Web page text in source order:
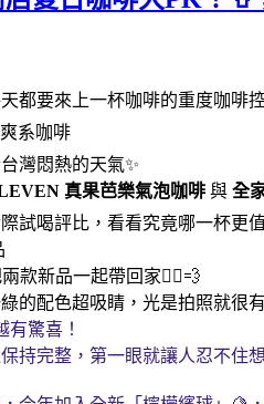
都要來上一杯咖啡的重度咖啡
系咖啡
灣悶熱的天氣✨
真果芭樂氣泡咖啡 與 全
試喝評比，看看究竟哪一杯更值
兩款新品一起帶回家🏃‍♀️💨
的配色超吸睛，光是拍照就很
有驚喜！
持完整，第一眼就讓人忍不住